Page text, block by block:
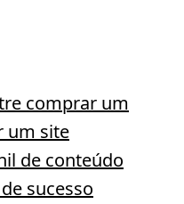
comprar um
um site
de conteúdo
sucesso